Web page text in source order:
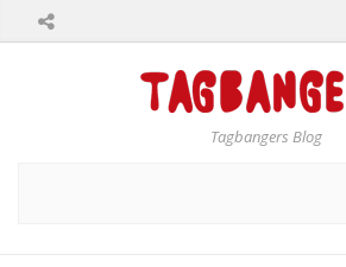
Tagbangers Blog